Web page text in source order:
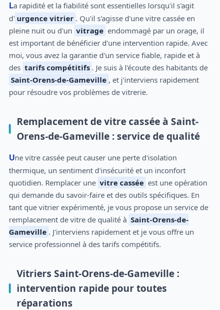
La rapidité et la fiabilité sont essentielles lorsqu'il s'agit
d' urgence vitrier . Qu'il s'agisse d'une vitre cassée en
pleine nuit ou d'un vitrage endommagé par un orage, il
est important de bénéficier d'une intervention rapide. Avec
moi, vous avez la garantie d'un service fiable, rapide et à
des tarifs compétitifs . Je suis à l'écoute des habitants de
Saint-Orens-de-Gameville , et j'interviens rapidement
pour résoudre vos problèmes de vitrerie.
Remplacement de vitre cassée à Saint-
Orens-de-Gameville : service de qualité
Une vitre cassée peut causer une perte d'isolation
thermique, un sentiment d'insécurité et un inconfort
quotidien. Remplacer une vitre cassée est une opération
qui demande du savoir-faire et des outils spécifiques. En
tant que vitrier expérimenté, je vous propose un service de
remplacement de vitre de qualité à Saint-Orens-de-
Gameville . J'interviens rapidement et je vous offre un
service professionnel à des tarifs compétitifs.
Vitriers Saint-Orens-de-Gameville :
intervention rapide pour toutes
réparations